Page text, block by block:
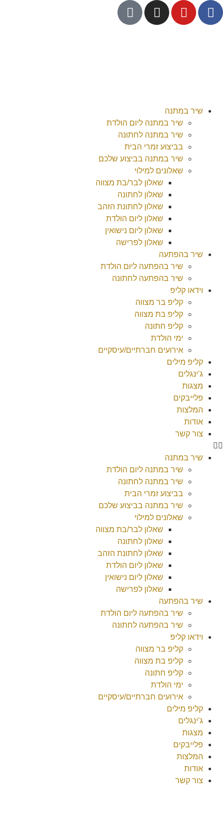
שיר במתנה
שיר במתנה ליום הולדת
שיר במתנה לחתונה
בביצוע זמרי הבית
שיר במתנה בביצוע שלכם
שאלונים למילוי
שאלון לבר/בת מצווה
שאלון לחתונה
שאלון לחתונת הזהב
שאלון ליום הולדת
שאלון ליום נישואין
שאלון לפרישה
שיר בהפתעה
שיר בהפתעה ליום הולדת
שיר בהפתעה לחתונה
וידאו קליפ
קליפ בר מצווה
קליפ בת מצווה
קליפ חתונה
ימי הולדת
אירועים חברתיים/עיסקיים
קליפ מילים
ג'ינגלים
מצגות
פלייבקים
המלצות
אודות
צור קשר
שיר במתנה
שיר במתנה ליום הולדת
שיר במתנה לחתונה
בביצוע זמרי הבית
שיר במתנה בביצוע שלכם
שאלונים למילוי
שאלון לבר/בת מצווה
שאלון לחתונה
שאלון לחתונת הזהב
שאלון ליום הולדת
שאלון ליום נישואין
שאלון לפרישה
שיר בהפתעה
שיר בהפתעה ליום הולדת
שיר בהפתעה לחתונה
וידאו קליפ
קליפ בר מצווה
קליפ בת מצווה
קליפ חתונה
ימי הולדת
אירועים חברתיים/עיסקיים
קליפ מילים
ג'ינגלים
מצגות
פלייבקים
המלצות
אודות
צור קשר